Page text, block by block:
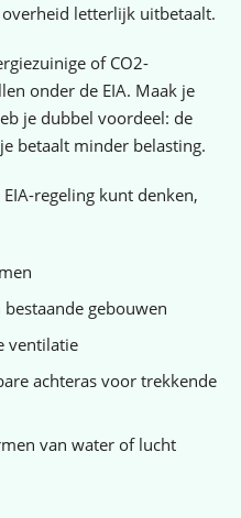
letterlijk uitbetaalt.
of CO2-
onder de EIA. Maak je
je dubbel voordeel: de
betaalt minder belasting.
regeling kunt denken,
gebouwen
ventilatie
achteras voor trekkende
van water of lucht